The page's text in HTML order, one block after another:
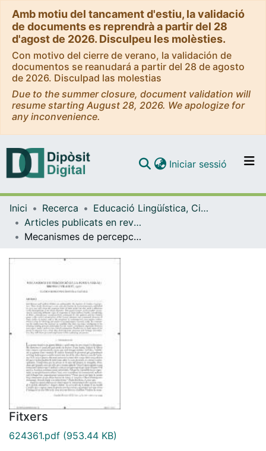
Amb motiu del tancament d'estiu, la validació
de documents es reprendrà a partir del 28
d'agost de 2026. Disculpeu les molèsties.
Con motivo del cierre de verano, la validación de
documentos se reanudará a partir del 28 de agosto
de 2026. Disculpad las molestias
Due to the summer closure, document validation will
resume starting August 28, 2026. We apologize for
any inconvenience.
Navega per tot el DD
Iniciar sessió (current)
Inici Recerca
Educació Lingüística, Científica i Matemàtica
Articles publicats en revistes (Educació Lingüística, Científica i Matemàtica)
Mecanismes de percepció de la poesia visual: Brossa i Viladot, 1970
Fitxers
624361.pdf (953.44 KB)